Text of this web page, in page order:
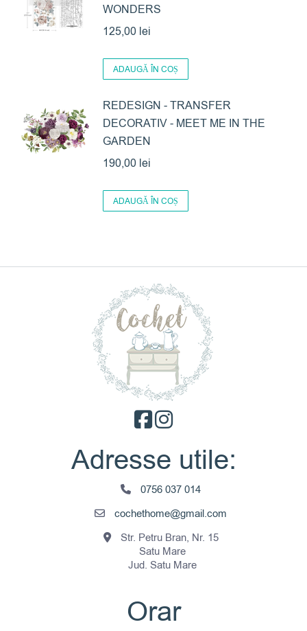
WONDERS
125,00 lei
ADAUGĂ ÎN COȘ
REDESIGN - TRANSFER
DECORATIV - MEET ME IN THE
GARDEN
190,00 lei
ADAUGĂ ÎN COȘ
Adresse utile:
0756 037 014
cochethome@gmail.com
Str. Petru Bran, Nr. 15
Satu Mare
Jud. Satu Mare
Orar